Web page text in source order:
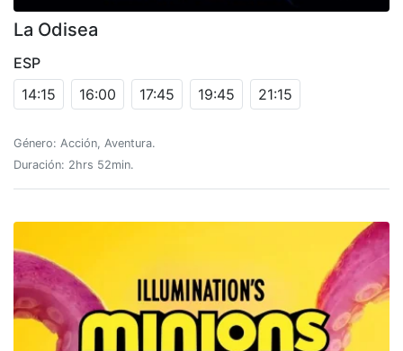
La Odisea
ESP
14:15
16:00 17:45 19:45 21:15
Género: Acción, Aventura.
Duración: 2hrs 52min.